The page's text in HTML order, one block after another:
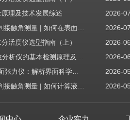
理及技术发展综述
2026-
2026-
活度仪选型指南（上）
2026-
2026-
2026-
2026-